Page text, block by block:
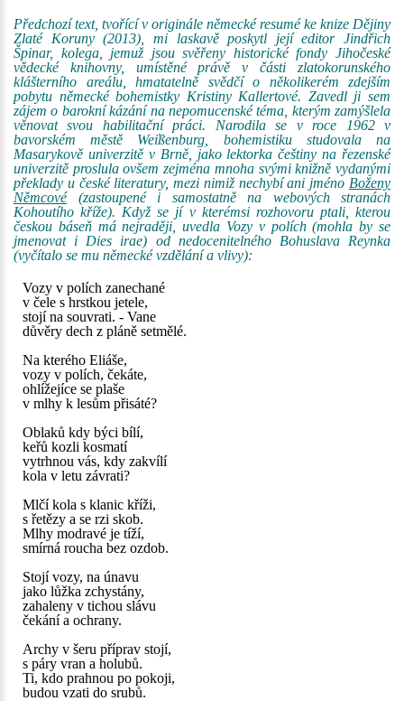
Předchozí text, tvořící v originále německé resumé ke knize Dějiny
Zlaté Koruny (2013), mi laskavě poskytl její editor Jindřich
Špinar, kolega, jemuž jsou svěřeny historické fondy Jihočeské
vědecké knihovny, umístěné právě v části zlatokorunského
klášterního areálu, hmatatelně svědčí o několikerém zdejším
pobytu německé bohemistky Kristiny Kallertové. Zavedl ji sem
zájem o barokní kázání na nepomucenské téma, kterým zamýšlela
věnovat svou habilitační práci. Narodila se v roce 1962 v
bavorském městě Wei҆ßenburg, bohemistiku studovala na
Masarykově univerzitě v Brně, jako lektorka češtiny na řezenské
univerzitě proslula ovšem zejména mnoha svými knižně vydanými
překlady u české literatury, mezi nimiž nechybí ani jméno Boženy
Němcové(zastoupené i samostatně na webových stranách
Kohoutího kříže). Když se jí v kterémsi rozhovoru ptali, kterou
českou báseň má nejraději, uvedla Vozy v polích (mohla by se
jmenovat i Dies irae) od nedocenitelného Bohuslava Reynka
(vyčítalo se mu německé vzdělání a vlivy):
Vozy v polích zanechané
v čele s hrstkou jetele,
stojí na souvrati. - Vane
důvěry dech z pláně setmělé.
Na kterého Eliáše,
vozy v polích, čekáte,
ohlížejíce se plaše
v mlhy k lesům přisáté?
Oblaků kdy býci bílí,
keřů kozli kosmatí
vytrhnou vás, kdy zakvílí
kola v letu závrati?
Mlčí kola s klanic kříži,
s řetězy a se rzi skob.
Mlhy modravé je tíží,
smírná roucha bez ozdob.
Stojí vozy, na únavu
jako lůžka zchystány,
zahaleny v tichou slávu
čekání a ochrany.
Archy v šeru příprav stojí,
s páry vran a holubů.
Ti, kdo prahnou po pokoji,
budou vzati do srubů.